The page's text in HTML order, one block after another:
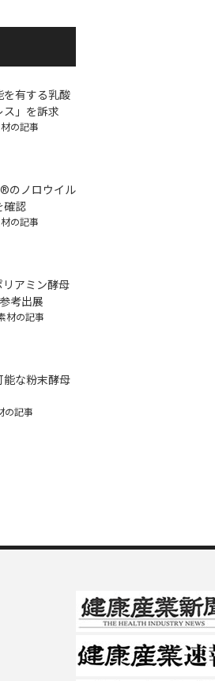
を有する乳酸
」を訴求
の記事
のノロウイル
確認
の記事
リアミン酵母
考出展
材の記事
能な粉末酵母
の記事